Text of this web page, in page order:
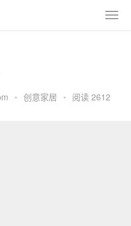
• 创意家居 • 阅读 2612